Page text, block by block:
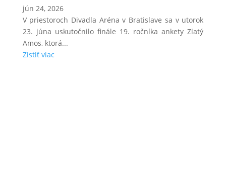
jún 24, 2026
V priestoroch Divadla Aréna v Bratislave sa v utorok
23. júna uskutočnilo finále 19. ročníka ankety Zlatý
Amos, ktorá...
Zistiť viac